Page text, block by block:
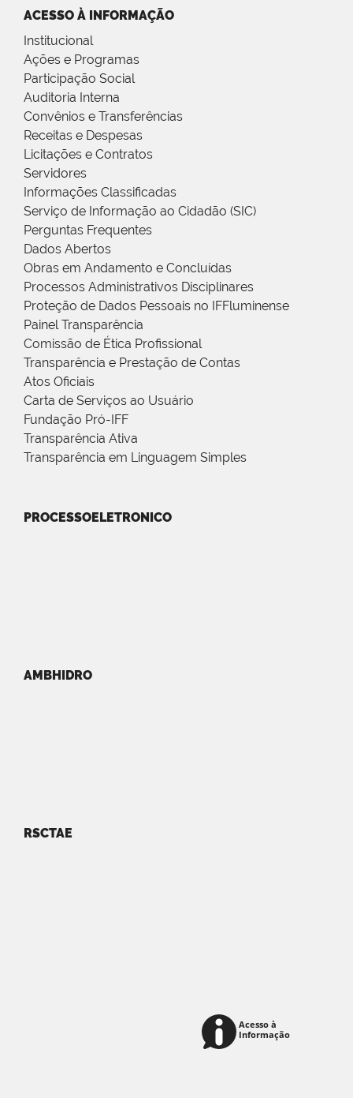
ACESSO À INFORMAÇÃO
Institucional
Ações e Programas
Participação Social
Auditoria Interna
Convênios e Transferências
Receitas e Despesas
Licitações e Contratos
Servidores
Informações Classificadas
Serviço de Informação ao Cidadão (SIC)
Perguntas Frequentes
Dados Abertos
Obras em Andamento e Concluídas
Processos Administrativos Disciplinares
Proteção de Dados Pessoais no IFFluminense
Painel Transparência
Comissão de Ética Profissional
Transparência e Prestação de Contas
Atos Oficiais
Carta de Serviços ao Usuário
Fundação Pró-IFF
Transparência Ativa
Transparência em Linguagem Simples
PROCESSOELETRONICO
AMBHIDRO
RSCTAE